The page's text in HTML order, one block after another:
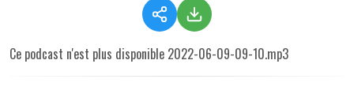
Ce podcast n'est plus disponible 2022-06-09-09-10.mp3